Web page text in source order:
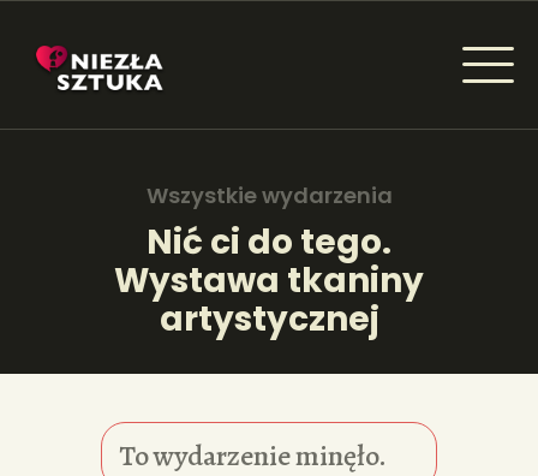
Wszystkie wydarzenia
Nić ci do tego.
Wystawa tkaniny
artystycznej
NIEZŁA SZTUKA - NEWSY
AKTUALNOŚCI
WYDARZENIA
INSPIRACJE
To wydarzenie minęło.